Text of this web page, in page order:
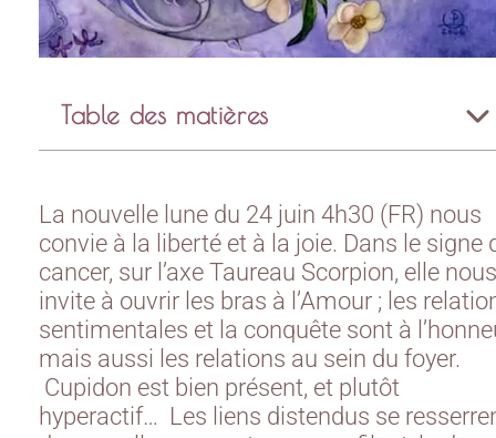
Table des matières
La nouvelle lune du 24 juin 4h30 (FR) nous
convie à la liberté et à la joie. Dans le signe
cancer, sur l’axe Taureau Scorpion, elle nous
invite à ouvrir les bras à l’Amour ; les
sentimentales et la conquête sont à
mais aussi les relations au sein du foyer.
Cupidon est bien présent, et plutôt
hyperactif… Les liens distendus se